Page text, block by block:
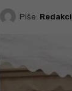
Piše: